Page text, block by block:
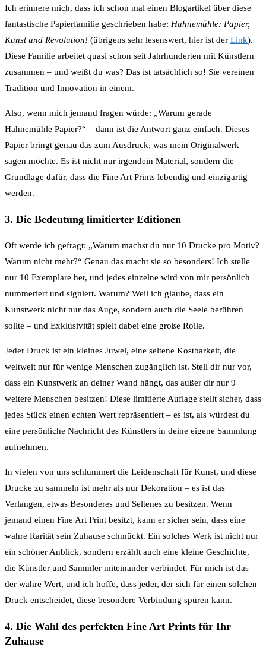
Ich erinnere mich, dass ich schon mal einen Blogartikel über diese
fantastische Papierfamilie geschrieben habe: Hahnemühle: Papier,
Kunst und Revolution! (übrigens sehr lesenswert, hier ist der Link).
Diese Familie arbeitet quasi schon seit Jahrhunderten mit Künstlern
zusammen – und weißt du was? Das ist tatsächlich so! Sie vereinen
Tradition und Innovation in einem.
Also, wenn mich jemand fragen würde: „Warum gerade
Hahnemühle Papier?“ – dann ist die Antwort ganz einfach. Dieses
Papier bringt genau das zum Ausdruck, was mein Originalwerk
sagen möchte. Es ist nicht nur irgendein Material, sondern die
Grundlage dafür, dass die Fine Art Prints lebendig und einzigartig
werden.
3. Die Bedeutung limitierter Editionen
Oft werde ich gefragt: „Warum machst du nur 10 Drucke pro Motiv?
Warum nicht mehr?“ Genau das macht sie so besonders! Ich stelle
nur 10 Exemplare her, und jedes einzelne wird von mir persönlich
nummeriert und signiert. Warum? Weil ich glaube, dass ein
Kunstwerk nicht nur das Auge, sondern auch die Seele berühren
sollte – und Exklusivität spielt dabei eine große Rolle.
Jeder Druck ist ein kleines Juwel, eine seltene Kostbarkeit, die
weltweit nur für wenige Menschen zugänglich ist. Stell dir nur vor,
dass ein Kunstwerk an deiner Wand hängt, das außer dir nur 9
weitere Menschen besitzen! Diese limitierte Auflage stellt sicher, dass
jedes Stück einen echten Wert repräsentiert – es ist, als würdest du
eine persönliche Nachricht des Künstlers in deine eigene Sammlung
aufnehmen.
In vielen von uns schlummert die Leidenschaft für Kunst, und diese
Drucke zu sammeln ist mehr als nur Dekoration – es ist das
Verlangen, etwas Besonderes und Seltenes zu besitzen. Wenn
jemand einen Fine Art Print besitzt, kann er sicher sein, dass eine
wahre Rarität sein Zuhause schmückt. Ein solches Werk ist nicht nur
ein schöner Anblick, sondern erzählt auch eine kleine Geschichte,
die Künstler und Sammler miteinander verbindet. Für mich ist das
der wahre Wert, und ich hoffe, dass jeder, der sich für einen solchen
Druck entscheidet, diese besondere Verbindung spüren kann.
4. Die Wahl des perfekten Fine Art Prints für Ihr
Zuhause